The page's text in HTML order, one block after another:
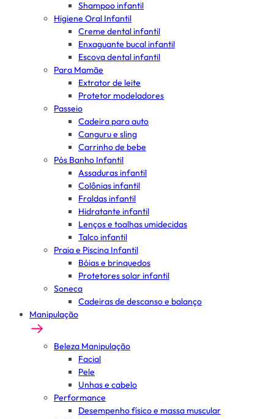
Shampoo infantil
Higiene Oral Infantil
Creme dental infantil
Enxaguante bucal infantil
Escova dental infantil
Para Mamãe
Extrator de leite
Protetor modeladores
Passeio
Cadeira para auto
Canguru e sling
Carrinho de bebe
Pós Banho Infantil
Assaduras infantil
Colônias infantil
Fraldas infantil
Hidratante infantil
Lenços e toalhas umidecidas
Talco infantil
Praia e Piscina Infantil
Bóias e brinquedos
Protetores solar infantil
Soneca
Cadeiras de descanso e balanço
Manipulação
Beleza Manipulação
Facial
Pele
Unhas e cabelo
Performance
Desempenho físico e massa muscular